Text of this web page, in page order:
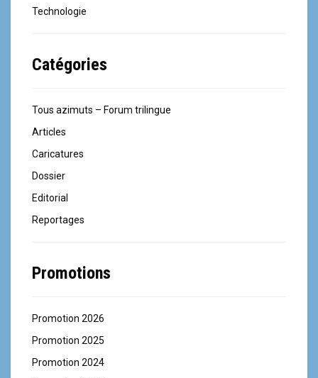
Technologie
Catégories
Tous azimuts – Forum trilingue
Articles
Caricatures
Dossier
Editorial
Reportages
Promotions
Promotion 2026
Promotion 2025
Promotion 2024